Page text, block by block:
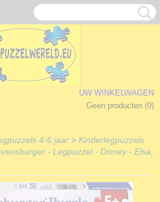
UW WINKELWAGEN
Geen producten (0)
4-6 jaar > Kinderlegpuzzels
- Legpuzzel - Disney - Elsa,